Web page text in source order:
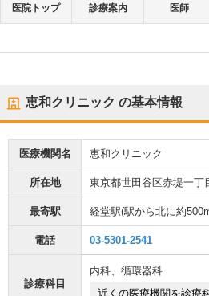
医院トップ 診療案内 医師
恵和クリニック の基本情報
医療機関名 恵和クリニック
所在地 東京都世田谷区赤堤一丁
最寄駅 経堂駅(駅から北に約
電話 03-5301-2541
診療科目
内科、 循環器科
近くの医療機関を診療